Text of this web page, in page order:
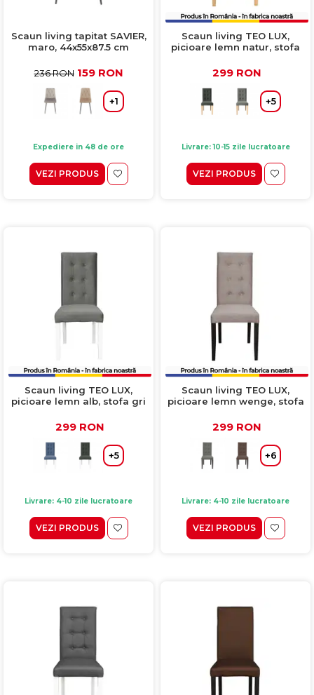
Scaun living tapitat SAVIER,
maro, 44x55x87.5 cm
236 RON 159 RON
+1
Expediere in 48 de ore
VEZI PRODUS
Scaun living TEO LUX,
picioare lemn natur, stofa
cm
299 RON
+5
Livrare: 10-15 zile lucratoare
VEZI PRODUS
Scaun living TEO LUX,
picioare lemn alb, stofa gri
299 RON
+5
Livrare: 4-10 zile lucratoare
VEZI PRODUS
Scaun living TEO LUX,
picioare lemn wenge, stofa
299 RON
+6
Livrare: 4-10 zile lucratoare
VEZI PRODUS